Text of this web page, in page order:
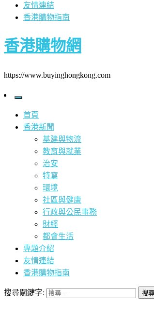
友情連結
香港購物指南
香港購物網
https://www.buyinghongkong.com
首頁
香港新聞
基建與物流
教育與就業
治安
特寫
環境
社區與健康
行政與公民事務
財經
都會生活
專題介紹
友情連結
香港購物指南
搜尋關鍵字: